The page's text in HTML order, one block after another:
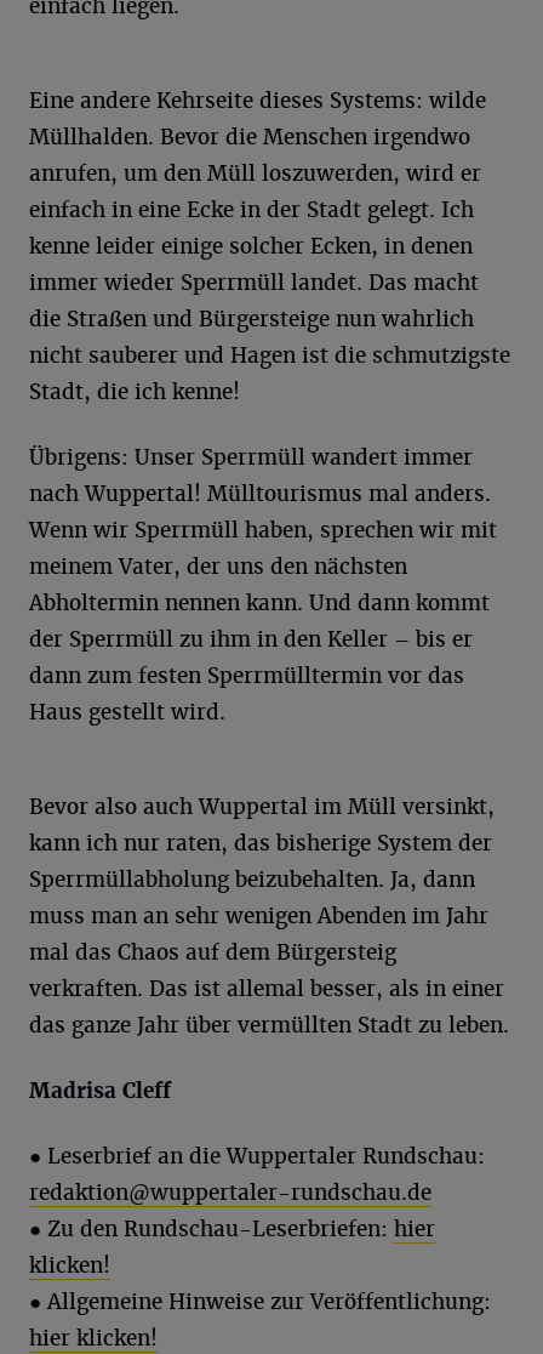
einfach liegen.
Eine andere Kehrseite dieses Systems: wilde
Müllhalden. Bevor die Menschen irgendwo
anrufen, um den Müll loszuwerden, wird er
einfach in eine Ecke in der Stadt gelegt. Ich
kenne leider einige solcher Ecken, in denen
immer wieder Sperrmüll landet. Das macht
die Straßen und Bürgersteige nun wahrlich
nicht sauberer und Hagen ist die schmutzigste
Stadt, die ich kenne!
Übrigens: Unser Sperrmüll wandert immer
nach Wuppertal! Mülltourismus mal anders.
Wenn wir Sperrmüll haben, sprechen wir mit
meinem Vater, der uns den nächsten
Abholtermin nennen kann. Und dann kommt
der Sperrmüll zu ihm in den Keller – bis er
dann zum festen Sperrmülltermin vor das
Haus gestellt wird.
Bevor also auch Wuppertal im Müll versinkt,
kann ich nur raten, das bisherige System der
Sperrmüllabholung beizubehalten. Ja, dann
muss man an sehr wenigen Abenden im Jahr
mal das Chaos auf dem Bürgersteig
verkraften. Das ist allemal besser, als in einer
das ganze Jahr über vermüllten Stadt zu leben.
Madrisa Cleff
● Leserbrief an die Wuppertaler Rundschau:
redaktion@wuppertaler-rundschau.de
● Zu den Rundschau-Leserbriefen: hier
klicken!
● Allgemeine Hinweise zur Veröffentlichung:
hier klicken!